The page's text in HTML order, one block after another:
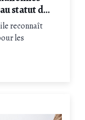
statut de
reconnaît
les
avancée
de Maître